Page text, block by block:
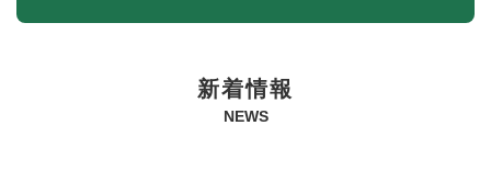
新着情報
NEWS